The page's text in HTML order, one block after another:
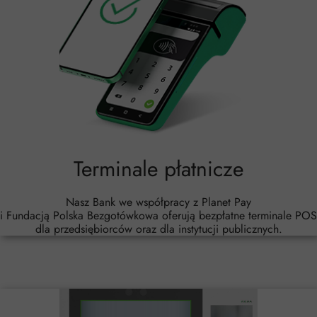
Terminale płatnicze
Nasz Bank we współpracy z Planet Pay
i Fundacją Polska Bezgotówkowa oferują bezpłatne terminale POS
dla przedsiębiorców oraz dla instytucji publicznych.